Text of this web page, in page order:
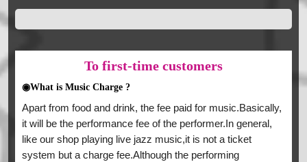
To first-time customers
◉What is Music Charge ?
Apart from food and drink, the fee paid for music.Basically,
it will be the performance fee of the performer.In general,
like our shop playing live jazz music,it is not a ticket
system but a charge fee.Although the performing